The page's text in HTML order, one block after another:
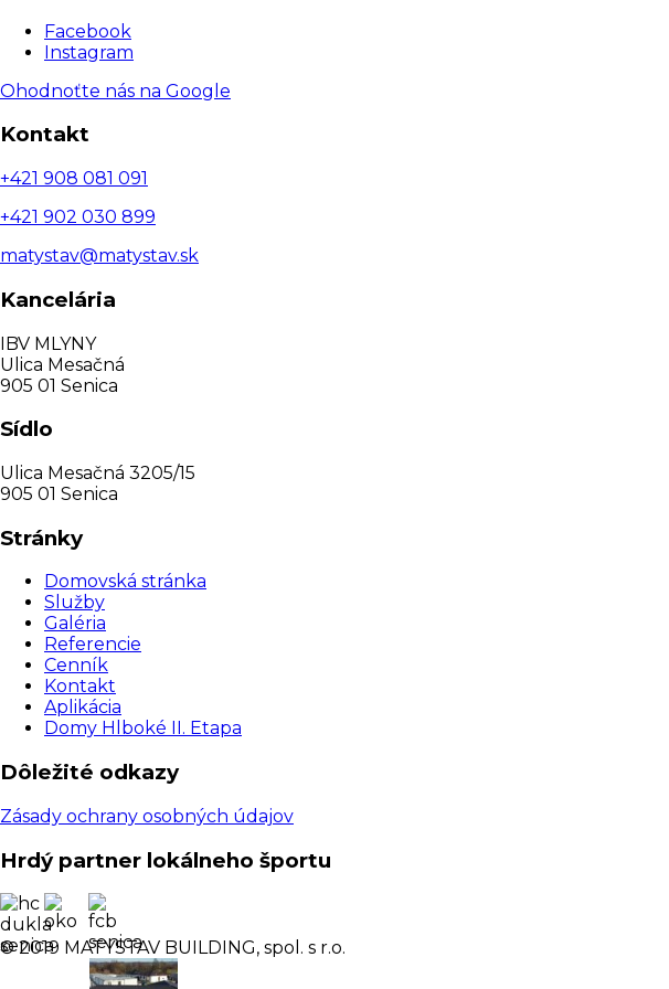
Facebook
Instagram
Ohodnoťte nás na Google
Kontakt
+421 908 081 091
+421 902 030 899
matystav@matystav.sk
Kancelária
IBV MLYNY
Ulica Mesačná
905 01 Senica
Sídlo
Ulica Mesačná 3205/15
905 01 Senica
Stránky
Domovská stránka
Služby
Galéria
Referencie
Cenník
Kontakt
Aplikácia
Domy Hlboké II. Etapa
Dôležité odkazy
Zásady ochrany osobných údajov
Hrdý partner lokálneho športu
© 2019 MATYSTAV BUILDING, spol. s r.o.